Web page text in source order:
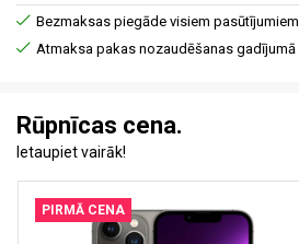
Bezmaksas piegāde visiem pasūtījumiem
Atmaksa pakas nozaudēšanas gadījumā
Rūpnīcas cena.
Ietaupiet vairāk!
PIRMĀ CENA